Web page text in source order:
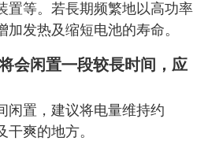
置等。若⾧期频繁地以高功率
发热及缩短电池的寿命。
会闲置㇐段较⾧时间，应
闲置，建议将电量维持约
爽的地方。